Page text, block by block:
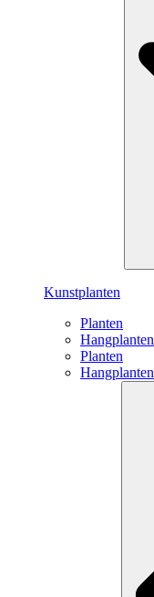
Kunstplanten
Planten
Hangplanten
Planten
Hangplanten